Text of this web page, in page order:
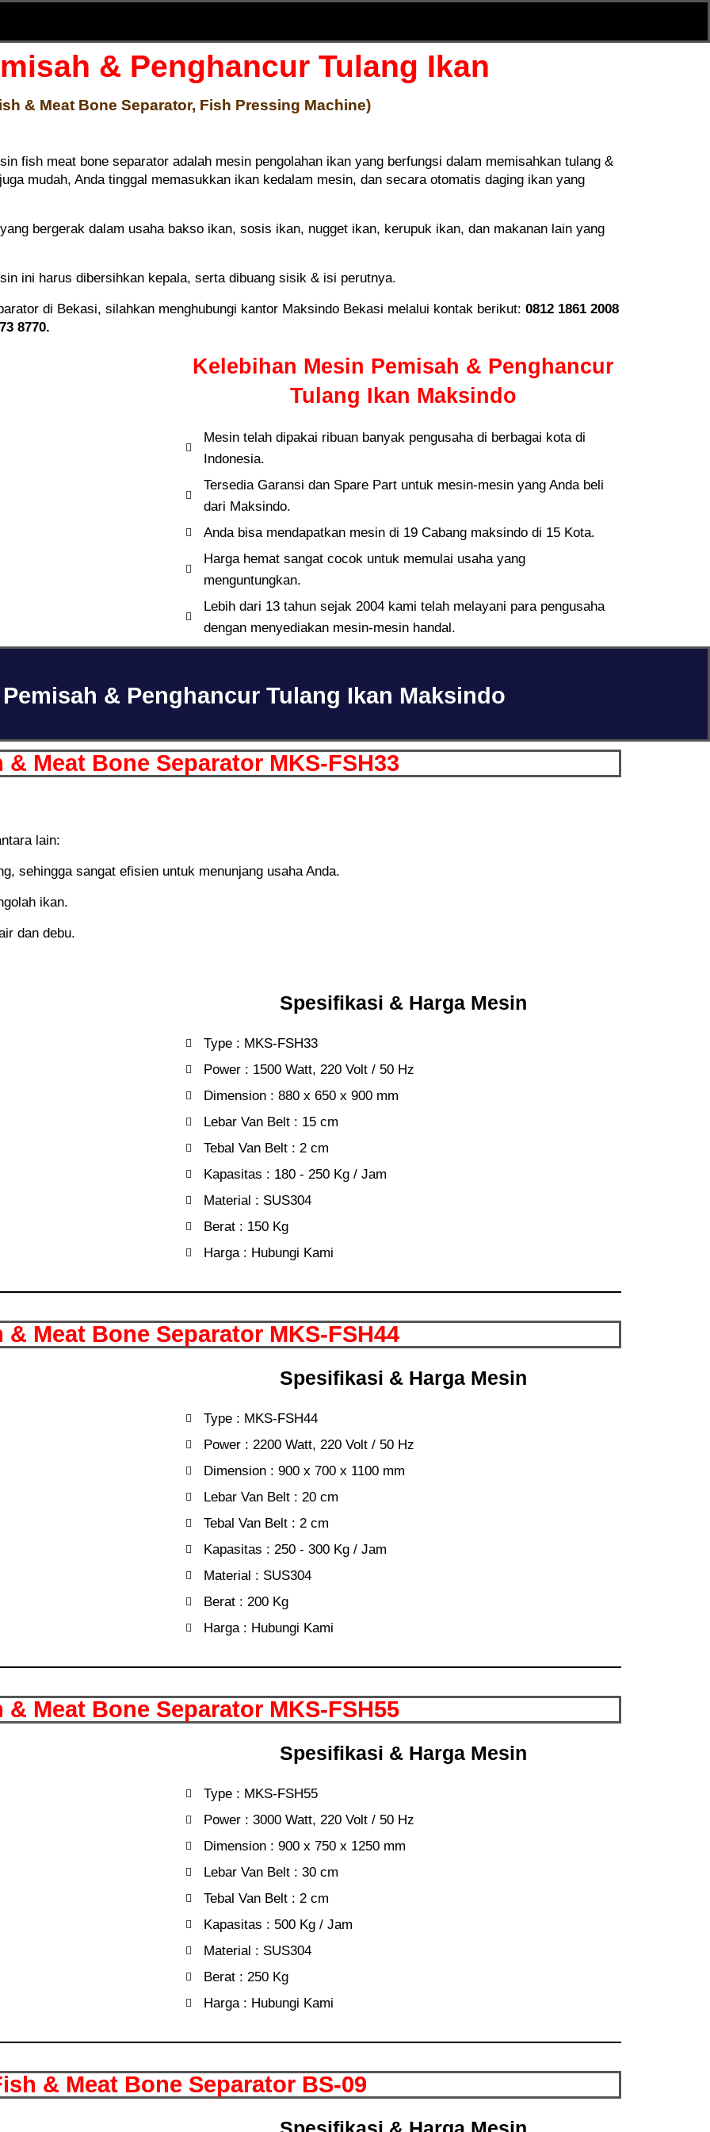
& Penghancur Tulang Ikan
& Meat Bone Separator, Fish Pressing Machine)
fish meat bone separator adalah mesin pengolahan ikan yang berfungsi dalam memisahkan tulang &
mudah, Anda tinggal memasukkan ikan kedalam mesin, dan secara otomatis daging ikan yang
bergerak dalam usaha bakso ikan, sosis ikan, nugget ikan, kerupuk ikan, dan makanan lain yang
ini harus dibersihkan kepala, serta dibuang sisik & isi perutnya.
di Bekasi, silahkan menghubungi kantor Maksindo Bekasi melalui kontak berikut: 0812 1861 2008
8770.
Kelebihan Mesin Pemisah & Penghancur
Tulang Ikan Maksindo
Mesin telah dipakai ribuan banyak pengusaha di berbagai kota di
Indonesia.
Tersedia Garansi dan Spare Part untuk mesin-mesin yang Anda beli
dari Maksindo.
Anda bisa mendapatkan mesin di 19 Cabang maksindo di 15 Kota.
Harga hemat sangat cocok untuk memulai usaha yang
menguntungkan.
Lebih dari 13 tahun sejak 2004 kami telah melayani para pengusaha
dengan menyediakan mesin-mesin handal.
& Penghancur Tulang Ikan Maksindo
& Meat Bone Separator MKS-FSH33
lain:
sehingga sangat efisien untuk menunjang usaha Anda.
ikan.
dan debu.
Spesifikasi & Harga Mesin
Type : MKS-FSH33
Power : 1500 Watt, 220 Volt / 50 Hz
Dimension : 880 x 650 x 900 mm
Lebar Van Belt : 15 cm
Tebal Van Belt : 2 cm
Kapasitas : 180 - 250 Kg / Jam
Material : SUS304
Berat : 150 Kg
Harga : Hubungi Kami
& Meat Bone Separator MKS-FSH44
Spesifikasi & Harga Mesin
Type : MKS-FSH44
Power : 2200 Watt, 220 Volt / 50 Hz
Dimension : 900 x 700 x 1100 mm
Lebar Van Belt : 20 cm
Tebal Van Belt : 2 cm
Kapasitas : 250 - 300 Kg / Jam
Material : SUS304
Berat : 200 Kg
Harga : Hubungi Kami
& Meat Bone Separator MKS-FSH55
Spesifikasi & Harga Mesin
Type : MKS-FSH55
Power : 3000 Watt, 220 Volt / 50 Hz
Dimension : 900 x 750 x 1250 mm
Lebar Van Belt : 30 cm
Tebal Van Belt : 2 cm
Kapasitas : 500 Kg / Jam
Material : SUS304
Berat : 250 Kg
Harga : Hubungi Kami
& Meat Bone Separator BS-09